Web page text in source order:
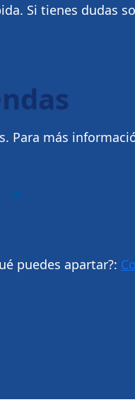
Si tienes dudas
Para más
puedes apartar?: